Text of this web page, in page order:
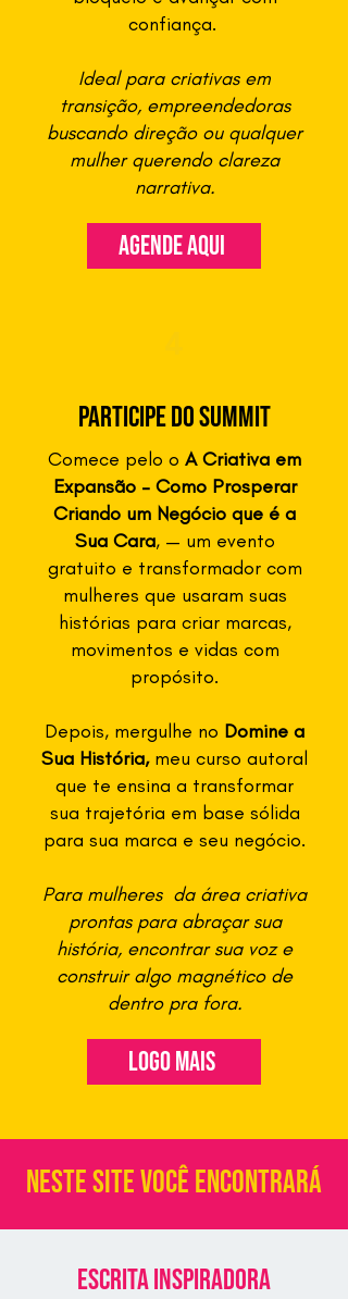
confiança.
Ideal para criativas em
transição, empreendedoras
buscando direção ou qualquer
mulher querendo clareza
narrativa.
agende aqui
Participe do summit
Comece pelo o A Criativa em
Expansão – Como Prosperar
Criando um Negócio que é a
Sua Cara, — um evento
gratuito e transformador com
mulheres que usaram suas
histórias para criar marcas,
movimentos e vidas com
propósito.
Depois, mergulhe no Domine a
Sua História,meu curso autoral
que te ensina a transformar
sua trajetória em base sólida
para sua marca e seu negócio.
Para mulheres da área criativa
prontas para abraçar sua
história, encontrar sua voz e
construir algo magnético de
dentro pra fora.
logo mais
neste site você encontrará
Escrita Inspiradora